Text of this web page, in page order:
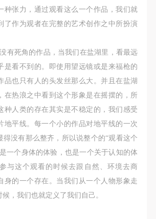
种张力，通过观看这么一个作品，我们就
了作为观者在完整的艺术创作之中所扮演
有死角的作品，当我们在盐湖里，看最远
是看不到的。即使用望远镜或是来福枪的
品也只有人的头发丝那么大。并且在盐湖
在热浪之中看到这个形象是在摇摆的，所
种人类的存在其实是不稳定的，我们感受
地平线。每一个小的作品对地平线的一次
得没有那么整齐，所以说整个的“观看这个
一个身体的体验，也是一个关于认知的体
与这个观看的时候去跟自然、环境去商
身的一个存在。当我们从一个人物形象走
，我们也就定义了我们自己。